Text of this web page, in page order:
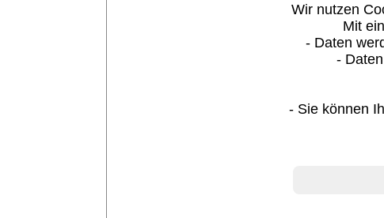
Wir nutzen
Mit
- Daten
-
- Sie können